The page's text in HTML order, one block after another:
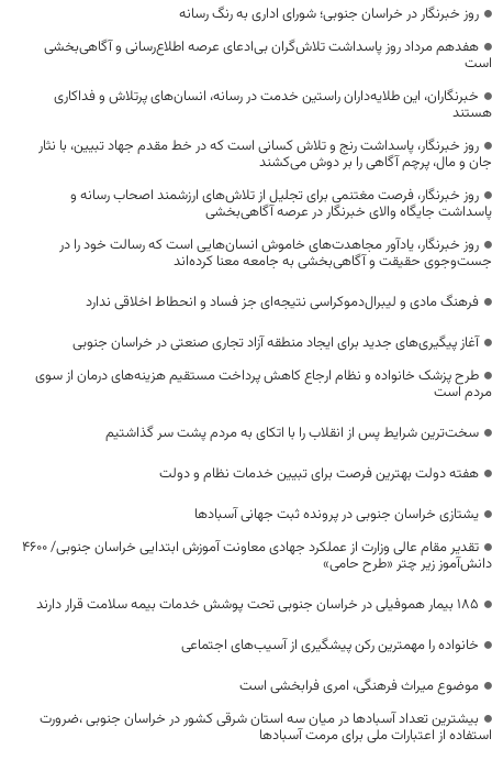
روز خبرنگار در خراسان جنوبی؛ شورای اداری به رنگ رسانه
هفدهم مرداد روز پاسداشت تلاش‌گران بی‌ادعای عرصه اطلاع‌رسانی و آگاهی‌بخشی
است
خبرنگاران، این طلایه‌داران راستین خدمت در رسانه، انسان‌های پرتلاش و فداکاری
هستند
روز خبرنگار، پاسداشت رنج و تلاش کسانی است که در خط مقدم جهاد تبیین، با نثار
جان و مال، پرچم آگاهی را بر دوش می‌کشند
روز خبرنگار، فرصت مغتنمی برای تجلیل از تلاش‌های ارزشمند اصحاب رسانه و
پاسداشت جایگاه والای خبرنگار در عرصه آگاهی‌بخشی
روز خبرنگار، یادآور مجاهدت‌های خاموش انسان‌هایی است که رسالت خود را در
جست‌وجوی حقیقت و آگاهی‌بخشی به جامعه معنا کرده‌اند
فرهنگ مادی و لیبرال‌دموکراسی نتیجه‌ای جز فساد و انحطاط اخلاقی ندارد
آغاز پیگیری‌های جدید برای ایجاد منطقه آزاد تجاری صنعتی در خراسان جنوبی
طرح پزشک خانواده و نظام ارجاع کاهش پرداخت مستقیم هزینه‌های درمان از سوی
مردم است
سخت‌ترین شرایط پس از انقلاب را با اتکای به مردم پشت سر گذاشتیم
هفته دولت بهترین فرصت برای تبیین خدمات نظام و دولت
یشتازی خراسان جنوبی در پرونده ثبت جهانی آسبادها
تقدیر مقام عالی وزارت از عملکرد جهادی معاونت آموزش ابتدایی خراسان جنوبی/ ۴۶۰۰
دانش‌آموز زیر چتر «طرح حامی»
۱۸۵ بیمار هموفیلی در خراسان جنوبی تحت پوشش خدمات بیمه سلامت قرار دارند
خانواده را مهمترین رکن پیشگیری از آسیب‌های اجتماعی
موضوع میراث فرهنگی، امری فرابخشی است
بیشترین تعداد آسبادها در میان سه استان شرقی کشور در خراسان جنوبی ،ضرورت
استفاده از اعتبارات ملی برای مرمت آسبادها